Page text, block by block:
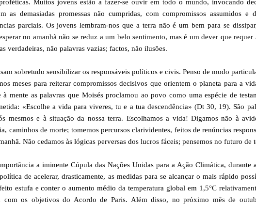
Muitos jovens estão a fazer-se ouvir em todo o mundo, invocando
as demasiadas promessas não cumpridas, com compromissos assumidos e
parciais. Os jovens lembram-nos que a terra não é um bem para se
no amanhã não se reduz a um belo sentimento, mas é um dever que requer
verdadeiras, não palavras vazias; factos, não ilusões.
sobretudo sensibilizar os responsáveis políticos e civis. Penso de modo
meses para reiterar compromissos decisivos que orientem o planeta para a
mente as palavras que Moisés proclamou ao povo como uma espécie de
«Escolhe a vida para viveres, tu e a tua descendência» (Dt 30, 19). São
mesmos e à situação da nossa terra. Escolhamos a vida! Digamos não à
caminhos de morte; tomemos percursos clarividentes, feitos de renúncias
Não cedamos às lógicas perversas dos lucros fáceis; pensemos no futuro de
a iminente Cúpula das Nações Unidas para a Ação Climática, durante
de acelerar, drasticamente, as medidas para se alcançar o mais rápido
estufa e conter o aumento médio da temperatura global em 1,5°C
com os objetivos do Acordo de Paris. Além disso, no próximo mês de